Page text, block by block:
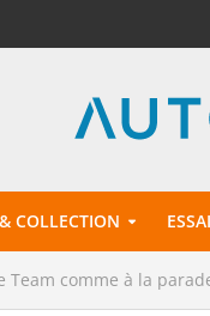
COLLECTION
Team comme à la